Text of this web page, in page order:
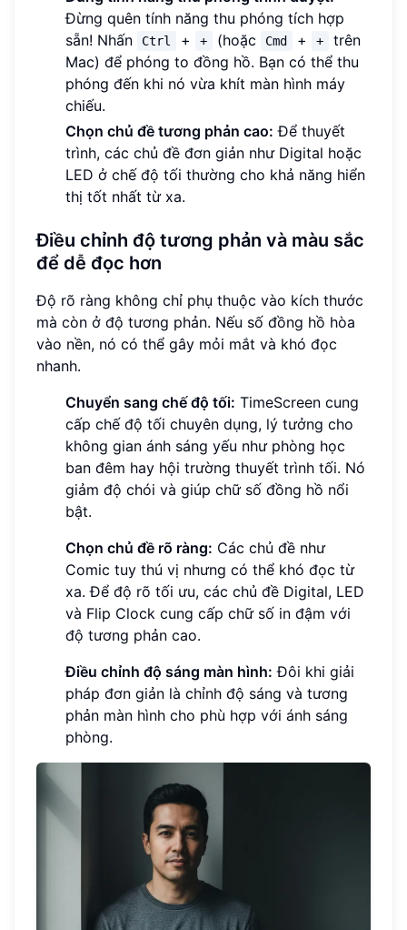
Đừng quên tính năng thu phóng tích hợp
sẵn! Nhấn
Ctrl + + (hoặc Cmd + +
trên
Mac) để phóng to đồng hồ. Bạn có thể thu
phóng đến khi nó vừa khít màn hình máy
chiếu.
Chọn chủ đề tương phản cao: Để thuyết
trình, các chủ đề đơn giản như Digital hoặc
LED ở chế độ tối thường cho khả năng hiển
thị tốt nhất từ xa.
Điều chỉnh độ tương phản và màu sắc
để dễ đọc hơn
Độ rõ ràng không chỉ phụ thuộc vào kích thước
mà còn ở độ tương phản. Nếu số đồng hồ hòa
vào nền, nó có thể gây mỏi mắt và khó đọc
nhanh.
Chuyển sang chế độ tối: TimeScreen cung
cấp chế độ tối chuyên dụng, lý tưởng cho
không gian ánh sáng yếu như phòng học
ban đêm hay hội trường thuyết trình tối. Nó
giảm độ chói và giúp chữ số đồng hồ nổi
bật.
Chọn chủ đề rõ ràng: Các chủ đề như
Comic tuy thú vị nhưng có thể khó đọc từ
xa. Để độ rõ tối ưu, các chủ đề Digital, LED
và Flip Clock cung cấp chữ số in đậm với
độ tương phản cao.
Điều chỉnh độ sáng màn hình: Đôi khi giải
pháp đơn giản là chỉnh độ sáng và tương
phản màn hình cho phù hợp với ánh sáng
phòng.